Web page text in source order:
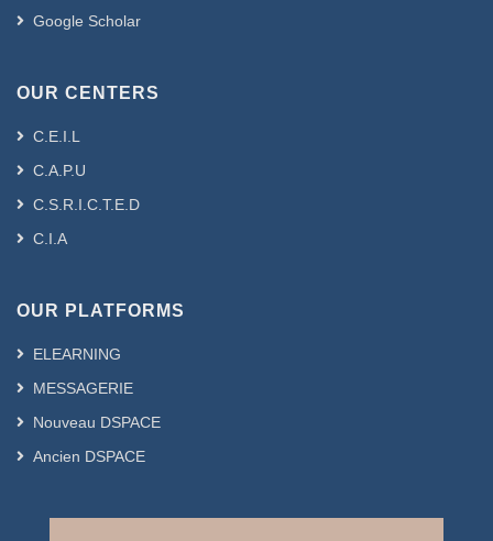
Google Scholar
OUR CENTERS
C.E.I.L
C.A.P.U
C.S.R.I.C.T.E.D
C.I.A
OUR PLATFORMS
ELEARNING
MESSAGERIE
Nouveau DSPACE
Ancien DSPACE